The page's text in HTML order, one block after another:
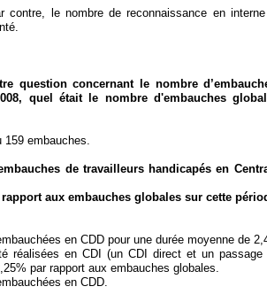
contre, le nombre de reconnaissance en
question concernant le nombre
quel était le nombre d'embauches
embauches.
de travailleurs handicapés en
aux embauches globales sur cette
en CDD pour une durée moyenne de
réalisées en CDI (un CDI direct et un passage
par rapport aux embauches globales.
en CDD.